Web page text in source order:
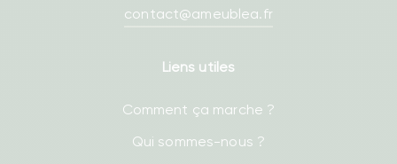
contact@ameublea.fr
Liens utiles
Comment ça marche ?
Qui sommes-nous ?